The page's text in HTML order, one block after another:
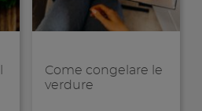
Come congelare le
verdure